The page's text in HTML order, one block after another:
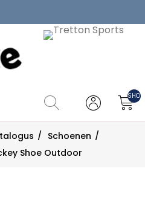
/ Schoenen /
Shoe Outdoor